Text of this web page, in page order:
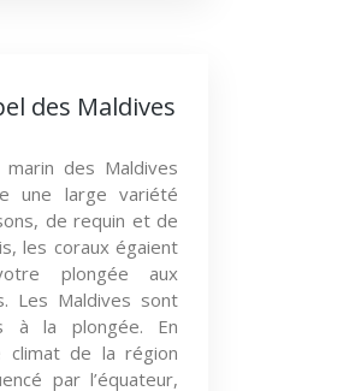
des Maldives
des Maldives
une large variété
de requin et de
les coraux égaient
plongée aux
Les Maldives sont
à la plongée. En
climat de la région
par l’équateur,